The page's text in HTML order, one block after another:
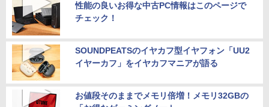
性能の良いお得な中古PC情報はこのページで
チェック！
SOUNDPEATSのイヤカフ型イヤフォン「UU2
イヤーカフ」をイヤカフマニアが語る
お値段そのままでメモリ倍増！メモリ32GBの